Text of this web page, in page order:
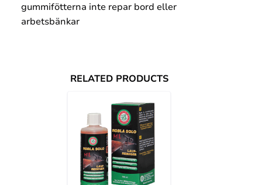
gummifötterna inte repar bord eller
arbetsbänkar
RELATED PRODUCTS